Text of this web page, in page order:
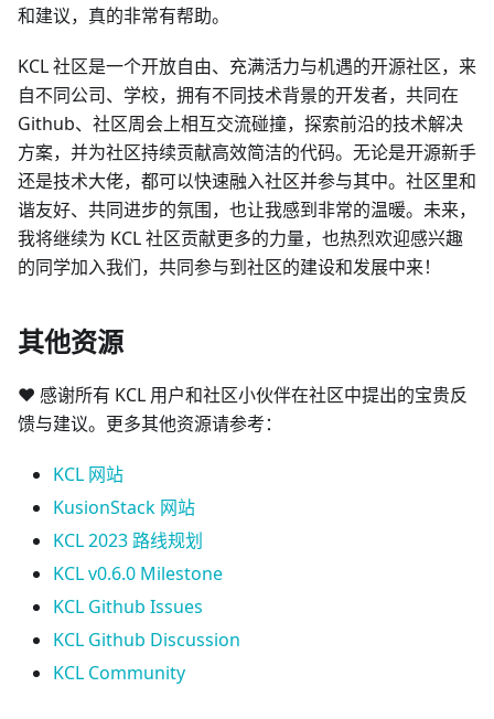
和建议，真的非常有帮助。
KCL 社区是一个开放自由、充满活力与机遇的开源社区，来
自不同公司、学校，拥有不同技术背景的开发者，共同在
Github、社区周会上相互交流碰撞，探索前沿的技术解决
方案，并为社区持续贡献高效简洁的代码。无论是开源新手
还是技术大佬，都可以快速融入社区并参与其中。社区里和
谐友好、共同进步的氛围，也让我感到非常的温暖。未来，
我将继续为 KCL 社区贡献更多的力量，也热烈欢迎感兴趣
的同学加入我们，共同参与到社区的建设和发展中来！
其他资源
❤️ 感谢所有 KCL 用户和社区小伙伴在社区中提出的宝贵反
馈与建议。更多其他资源请参考：
KCL 网站
KusionStack 网站
KCL 2023 路线规划
KCL v0.6.0 Milestone
KCL Github Issues
KCL Github Discussion
KCL Community